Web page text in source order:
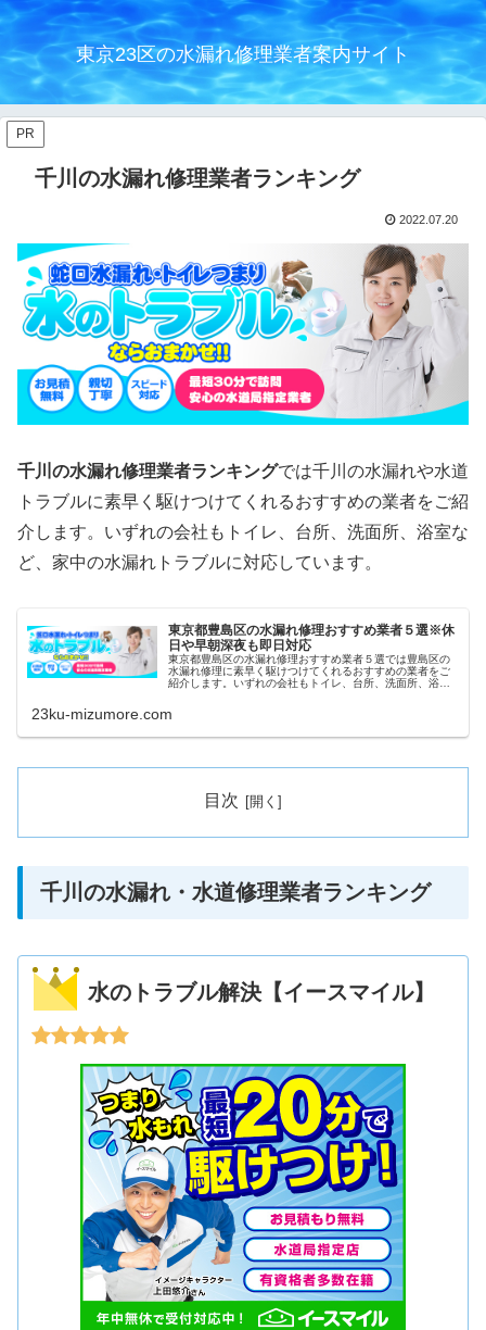
東京23区の水漏れ修理業者案内サイト
PR
千川の水漏れ修理業者ランキング
2022.07.20
千川の水漏れ修理業者ランキングでは千川の水漏れや水道
トラブルに素早く駆けつけてくれるおすすめの業者をご紹
介します。いずれの会社もトイレ、台所、洗面所、浴室な
ど、家中の水漏れトラブルに対応しています。
東京都豊島区の水漏れ修理おすすめ業者５選※休
日や早朝深夜も即日対応
東京都豊島区の水漏れ修理おすすめ業者５選では豊島区の
水漏れ修理に素早く駆けつけてくれるおすすめの業者をご
紹介します。いずれの会社もトイレ、台所、洗面所、浴室
23ku-mizumore.com
目次
千川の水漏れ・水道修理業者ランキング
水のトラブル解決【イースマイル】